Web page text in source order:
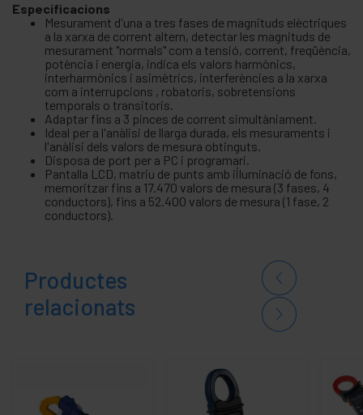
Especificacions
Mesurament d'una a tres fases de magnituds elèctriques
a la xarxa de corrent altern, detectar les magnituds de
mesurament "normals" com a tensió, corrent, freqüència,
potència i energia, indica els valors harmònics,
interharmònics i asimètrics, interferències a la xarxa
com a interrupcions , robatoris, sobretensions
temporals o transitoris.
Adaptar fins a 3 pinces de corrent simultàniament.
Ideal per a l'anàlisi de llarga durada, els mesuraments i
l'anàlisi dels valors de mesura obtinguts.
Disposa de port per a PC i programari.
Pantalla LCD, matriu de punts amb il·luminació de fons,
memoritzar fins a 17.470 valors de mesura (3 fases, 4
conductors), fins a 52.400 valors de mesura (1 fase, 2
conductors).
Productes
relacionats